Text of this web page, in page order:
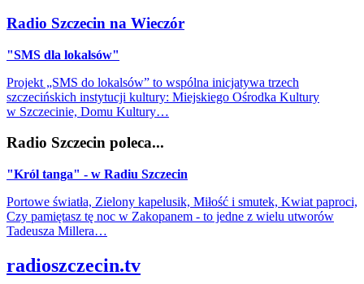
Radio Szczecin na Wieczór
"SMS dla lokalsów"
Projekt „SMS do lokalsów” to wspólna inicjatywa trzech
szczecińskich instytucji kultury: Miejskiego Ośrodka Kultury
w Szczecinie, Domu Kultury…
Radio Szczecin poleca...
"Król tanga" - w Radiu Szczecin
Portowe światła, Zielony kapelusik, Miłość i smutek, Kwiat paproci,
Czy pamiętasz tę noc w Zakopanem - to jedne z wielu utworów
Tadeusza Millera…
radioszczecin.tv